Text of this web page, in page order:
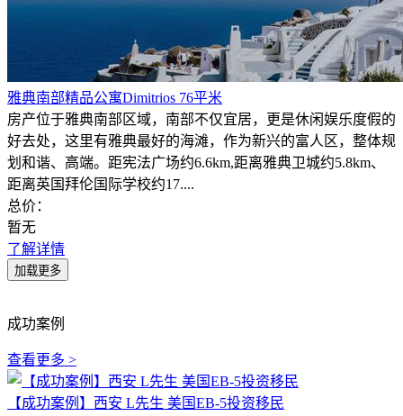
雅典南部精品公寓Dimitrios 76平米
房产位于雅典南部区域，南部不仅宜居，更是休闲娱乐度假的
好去处，这里有雅典最好的海滩，作为新兴的富人区，整体规
划和谐、高端。距宪法广场约6.6km,距离雅典卫城约5.8km、
距离英国拜伦国际学校约17....
总价：
暂无
了解详情
成功案例
查看更多 >
【成功案例】西安 L先生 美国EB-5投资移民